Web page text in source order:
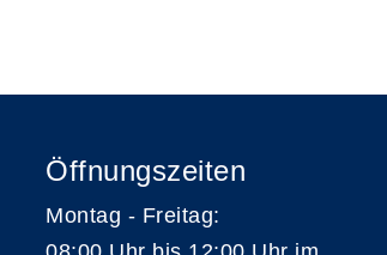
Öffnungszeiten
Montag - Freitag: